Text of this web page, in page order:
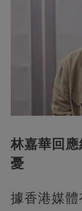
林嘉華回
憂
據香港媒